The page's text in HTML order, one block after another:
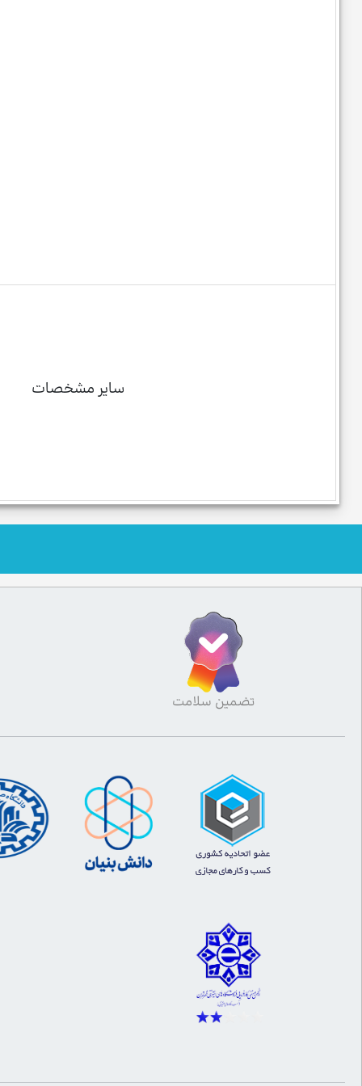
سایر مشخصات
تضمین سلامت